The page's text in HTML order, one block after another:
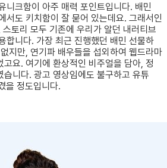
니크함이 아주 매력 포인트입니다. 배민
서도 키치함이 잘 묻어 있는데요. 그래서인
토리 모두 기존에 우리가 알던 내러티브
합니다. 가장 최근 진행했던 배민 선물하
지만, 연기파 배우들을 섭외하여 웹드라마
요. 여기에 환상적인 비주얼을 담아, 정
습니다. 광고 영상임에도 불구하고 유튜
을 정도입니다.​